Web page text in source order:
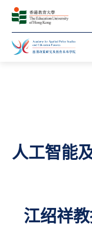
人工智能
江绍祥